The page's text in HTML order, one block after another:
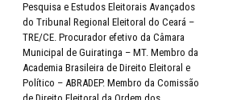
Pesquisa e Estudos Eleitorais Avançados
do Tribunal Regional Eleitoral do Ceará –
TRE/CE. Procurador efetivo da Câmara
Municipal de Guiratinga – MT. Membro da
Academia Brasileira de Direito Eleitoral e
Político – ABRADEP. Membro da Comissão